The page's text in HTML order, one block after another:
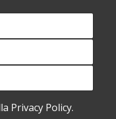
Privacy Policy.